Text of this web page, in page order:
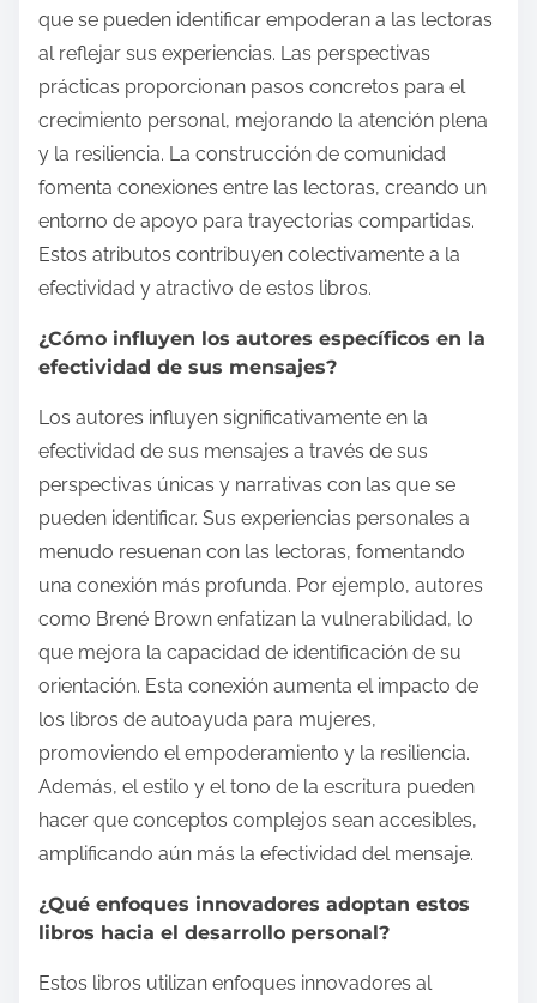
que se pueden identificar empoderan a las lectoras
al reflejar sus experiencias. Las perspectivas
prácticas proporcionan pasos concretos para el
crecimiento personal, mejorando la atención plena
y la resiliencia. La construcción de comunidad
fomenta conexiones entre las lectoras, creando un
entorno de apoyo para trayectorias compartidas.
Estos atributos contribuyen colectivamente a la
efectividad y atractivo de estos libros.
¿Cómo influyen los autores específicos en la
efectividad de sus mensajes?
Los autores influyen significativamente en la
efectividad de sus mensajes a través de sus
perspectivas únicas y narrativas con las que se
pueden identificar. Sus experiencias personales a
menudo resuenan con las lectoras, fomentando
una conexión más profunda. Por ejemplo, autores
como Brené Brown enfatizan la vulnerabilidad, lo
que mejora la capacidad de identificación de su
orientación. Esta conexión aumenta el impacto de
los libros de autoayuda para mujeres,
promoviendo el empoderamiento y la resiliencia.
Además, el estilo y el tono de la escritura pueden
hacer que conceptos complejos sean accesibles,
amplificando aún más la efectividad del mensaje.
¿Qué enfoques innovadores adoptan estos
libros hacia el desarrollo personal?
Estos libros utilizan enfoques innovadores al